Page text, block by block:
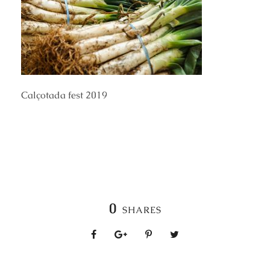
Calçotada fest 2019
0 SHARES